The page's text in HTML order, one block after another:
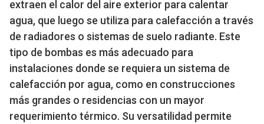
extraen el calor del aire exterior para calentar
agua, que luego se utiliza para calefacción a través
de radiadores o sistemas de suelo radiante. Este
tipo de bombas es más adecuado para
instalaciones donde se requiera un sistema de
calefacción por agua, como en construcciones
más grandes o residencias con un mayor
requerimiento térmico. Su versatilidad permite